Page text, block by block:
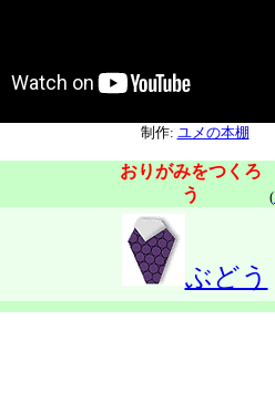
制作: ユメの本棚
おりがみをつくろ
う
(
ぶどう